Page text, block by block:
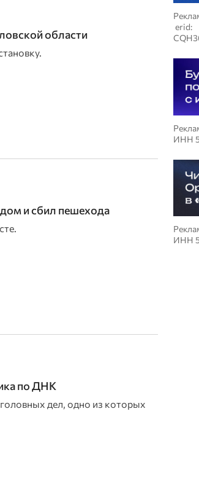
области
и сбил пешехода
по ДНК
дел, одно из которых
erid:
ИНН
ИНН